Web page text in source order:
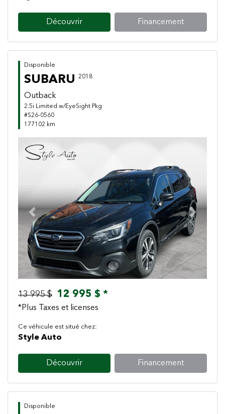
Découvrir Financement
Disponible
SUBARU 2018
Outback
2.5i Limited w/EyeSight Pkg
#S26-0560
177102 km
Previous Next
13 995 $ 12 995 $ *
*Plus Taxes et licenses
Ce véhicule est situé chez:
Style Auto
Découvrir Financement
Disponible